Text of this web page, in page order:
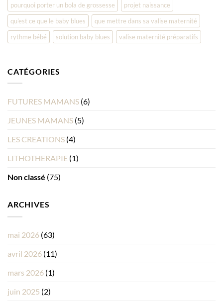
pourquoi porter un bola de grossesse
projet naissance
qu'est ce que le baby blues
que mettre dans sa valise maternité
rythme bébé
solution baby blues valise maternité préparatifs
CATÉGORIES
FUTURES MAMANS (6)
JEUNES MAMANS (5)
LES CREATIONS (4)
LITHOTHERAPIE (1)
Non classé (75)
ARCHIVES
mai 2026 (63)
avril 2026 (11)
mars 2026 (1)
juin 2025 (2)